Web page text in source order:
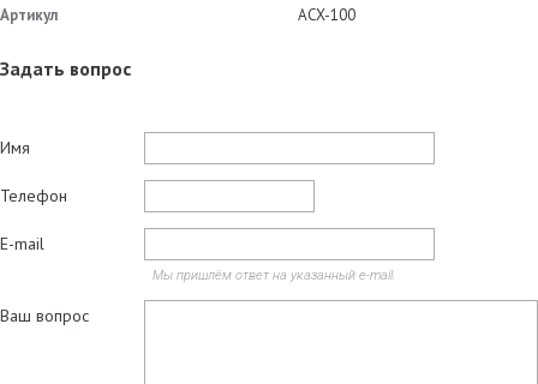
Задать вопрос
Имя
Телефон
E-mail
Мы пришлём ответ на указанный e-mail.
Ваш вопрос
Артикул ACX-100